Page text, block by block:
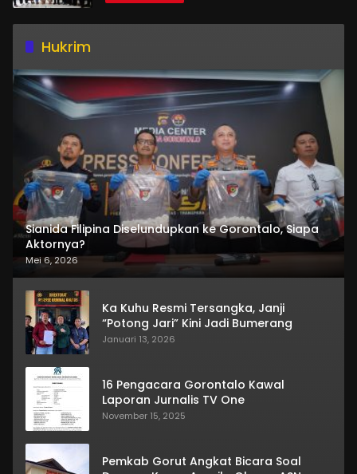
Hukrim
Sianida Filipina Diselundupkan ke Gorontalo, Siapa
Aktornya?
Mei 6, 2026
Ka Kuhu Resmi Tersangka, Janji
“Potong Jari” Kini Jadi Bumerang
Januari 13, 2026
16 Pengacara Gorontalo Kawal
Laporan Jurnalis TV One
November 15, 2025
Pemkab Gorut Angkat Bicara Soal